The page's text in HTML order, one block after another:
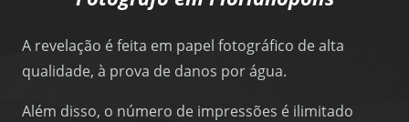
A revelação é feita em papel fotográfico de alta
qualidade, à prova de danos por água.
Além disso, o número de impressões é ilimitado